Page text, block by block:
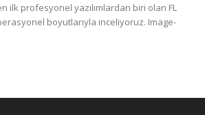
ilk profesyonel yazılımlardan biri olan FL
boyutlarıyla inceliyoruz. Image-